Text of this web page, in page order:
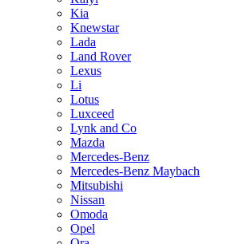
Kia
Knewstar
Lada
Land Rover
Lexus
Li
Lotus
Luxceed
Lynk and Co
Mazda
Mercedes-Benz
Mercedes-Benz Maybach
Mitsubishi
Nissan
Omoda
Opel